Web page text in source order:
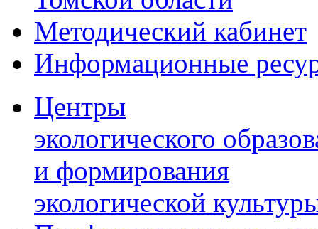
Методический кабинет
Информационные
Центры
экологического
и формирования
экологической